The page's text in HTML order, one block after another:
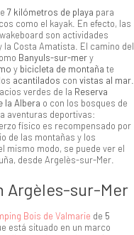
7 kilómetros de playa para
como el kayak. En efecto, las
son actividades
Costa Amatista. El camino del
Banyuls-sur-mery
y bicicleta de montaña te
acantilados con vistas al mar
verdes de la Reserva
la Albera o con los bosques de
aventuras deportivas:
físico es recompensado por
de las montañas y los
mismo modo, se puede ver el
desde Argelès-sur-Mer.
Argèles-sur-Mer
Bois de Valmarie de 5
está situado en un marco